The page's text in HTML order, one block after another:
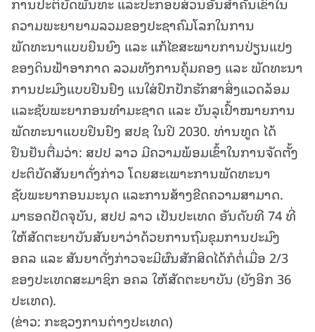
ຄວາມພະຍາຍາມລວມຂອງປະຊາຄົມໂລກໃນການ
ພັດທະນາແບບຍືນຍົງ ແລະ ແກ້ໄຂສະພາບການປ່ຽນແປງ
ຂອງດິນຟ້າອາກາດ ລວມທັງການຄຸ້ມຄອງ ແລະ ພັດທະນາ
ການປະມົງແບບຢືນຢົງ ແນໃສ່ປົກປັກຮັກສາສິ່ງແວດລ້ອມ
ແລະຊັບພະຍາກອນທໍາມະຊາດ ແລະ ບັນລຸເປົ້າໝາຍການ
ພັດທະນາແບບຢືນຢົງ ສປຊ ໃນປີ 2030. ທ່ານທູດ ໄດ້
ຢືນຢັນຕື່ມວ່າ: ສປປ ລາວ ມີຄວາມພ້ອມເຂົ້າໃນການຈັດຕັ້ງ
ປະຕິບັດສັນຍາດັ່ງກ່າວ ໂດຍສະເພາະການພັດທະນາ
ຊັບພະຍາກອນມະນຸດ ແລະການສ້າງຂີດຄວາມສາມາດ.
ມາຮອດປັດຈຸບັນ, ສປປ ລາວ ເປັນປະເທດ ອັນດັບທີ 74 ທີ່
ໃຫ້ສັດຕະຍາບັນສັນຍາວ່າດ້ວຍການຖົມຂຸມການປະມົງ
ອຄລ ແລະ ສັນຍາດັ່ງກ່າວຈະມີຜົນສັກສິດໄດ້ກໍຕໍ່ເມື່ອ 2/3
ຂອງປະເທດສະມາຊິກ ອຄລ ໃຫ້ສັດຕະຍາບັນ (ຍັງອີກ 36
ປະເທດ).
(ຂ່າວ: ກະຊວງການຕ່າງປະເທດ)